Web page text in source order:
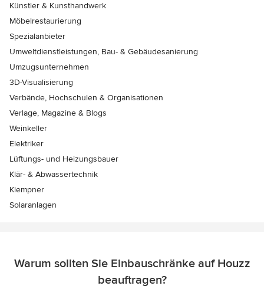
Künstler & Kunsthandwerk
Möbelrestaurierung
Spezialanbieter
Umweltdienstleistungen, Bau- & Gebäudesanierung
Umzugsunternehmen
3D-Visualisierung
Verbände, Hochschulen & Organisationen
Verlage, Magazine & Blogs
Weinkeller
Elektriker
Lüftungs- und Heizungsbauer
Klär- & Abwassertechnik
Klempner
Solaranlagen
Warum sollten Sie Einbauschränke auf Houzz
beauftragen?